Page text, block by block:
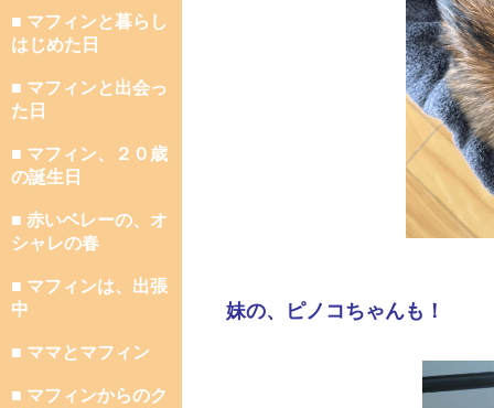
■ マフィンと暮らし
はじめた日
■ マフィンと出会っ
た日
■ マフィン、２０歳
の誕生日
■ 赤いベレーの、オ
シャレの春
■ マフィンは、出張
中
■ ママとマフィン
■ マフィンからのク
妹の、ピノコちゃんも！